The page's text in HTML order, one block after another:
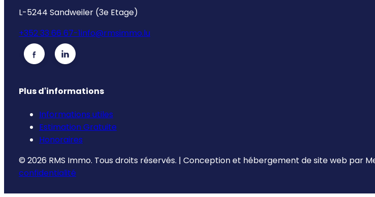
L-5244 Sandweiler (3e Etage)
+352 33 66 67-1info@rmsimmo.lu
Plus d'informations
Informations utiles
Estimation Gratuite
Honoraires
© 2026 RMS Immo. Tous droits réservés. | Conception et hébergement de site web par
confidentialité